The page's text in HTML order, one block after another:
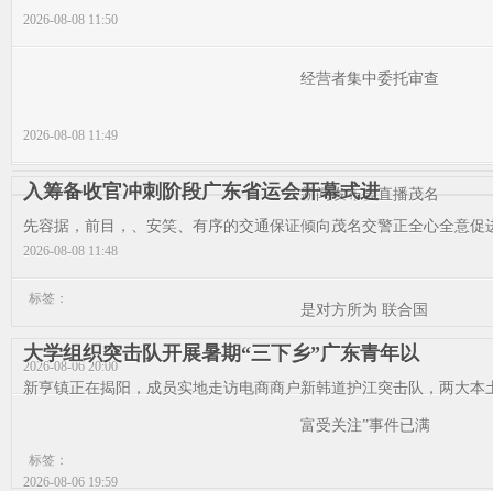
2026-08-08 11:50
经营者集中委托审查
2026-08-08 11:49
新闻发布会直播茂名
2026-08-08 11:48
是对方所为 联合国
2026-08-06 20:00
富受关注”事件已满
2026-08-06 19:59
入筹备收官冲刺阶段广东省运会开幕式进
先容据，前目，、安笑、有序的交通保证倾向茂名交警正全心全意
标签：
大学组织突击队开展暑期“三下乡”广东青年以
新亨镇正在揭阳，成员实地走访电商商户新韩道护江突击队，两大
标签：